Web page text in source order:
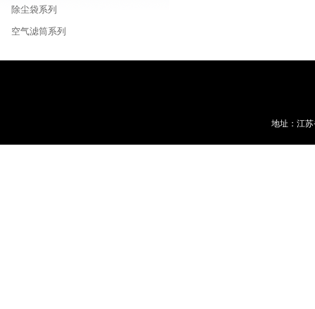
除尘袋系列
空气滤筒系列
地址：江